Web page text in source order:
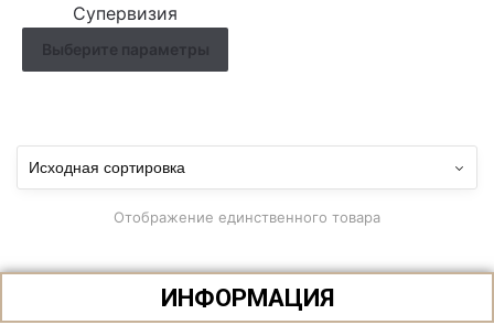
Супервизия
Выберите параметры
Отображение единственного товара
ИНФОРМАЦИЯ